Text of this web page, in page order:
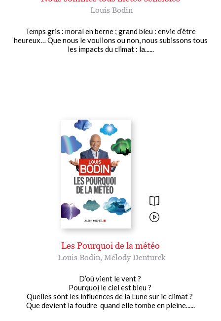
Louis Bodin
Temps gris : moral en berne ; grand bleu : envie d’être
heureux… Que nous le voulions ou non, nous subissons tous
les impacts du climat : la......
Les Pourquoi de la météo
Louis Bodin, Mélody Denturck
D’où vient le vent ?
Pourquoi le ciel est bleu ?
Quelles sont les influences de la Lune sur le climat ?
Que devient la foudre quand elle tombe en pleine......